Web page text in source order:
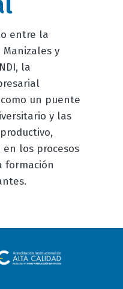
entre la
y
la
un puente
y las
los procesos
formación